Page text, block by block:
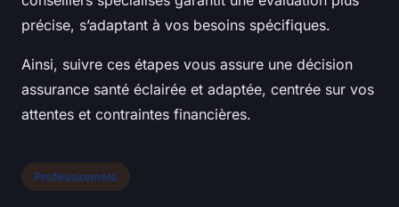
précise, s’adaptant à vos besoins spécifiques.
Ainsi, suivre ces étapes vous assure une décision
assurance santé éclairée et adaptée, centrée sur vos
attentes et contraintes financières.
Professionnels